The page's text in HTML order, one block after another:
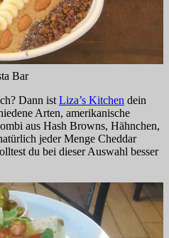
Bar
Dann ist Liza’s Kitchen dein
Arten, amerikanische
aus Hash Browns, Hähnchen,
jeder Menge Cheddar
du bei dieser Auswahl besser